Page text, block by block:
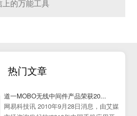
的万能工具
热门文章
道一MOBO无线中间件产品荣获20...
网易科技讯 2010年9月28日消息，由艾媒